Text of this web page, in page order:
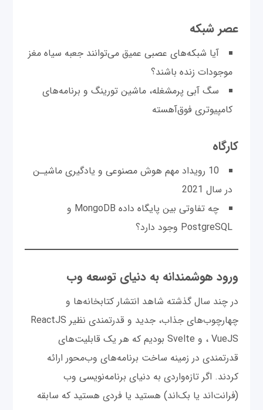
عصر شبکه
آیا شبکه‌های عصبی عمیق می‌توانند جعبه سیاه مغز
موجودات زنده باشند؟
سگ آبی پرمشغله، ماشین تورینگ و برنامه‌های
کامپیوتری فوق‌آهسته
کارگاه
10 رویداد مهم هوش مصنوعی و یادگیری ماشیـن
در سال 2021
چه تفاوتی بین پایگاه داده MongoDB و
PostgreSQL وجود دارد؟
ورود هوشمندانه به دنیای توسعه وب
در چند سال گذشته شاهد انتشار کتابخانه‌ها و
چهارچوب‌های جذاب، جدید و قدرتمندی نظیر ReactJS
، VueJS و Svelte بودیم که هر یک قابلیت‌های
قدرتمندی در زمینه ساخت برنامه‌های وب‌محور ارائه
کردند. اگر تازه‌واردی به دنیای برنامه‌نویسی وب
(فرانت‌اند یا بک‌اند) هستید یا فردی هستید که سابقه